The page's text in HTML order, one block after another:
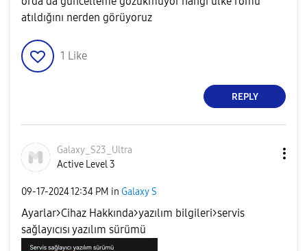
atıldığını nerden görüyoruz
1 Like
REPLY
Galaxy_S23_Ultra
Active Level 3
‎09-17-202412:34 PM in Galaxy S
Ayarlar>Cihaz Hakkında>yazılım bilgileri>servis
sağlayıcısı yazılım sürümü